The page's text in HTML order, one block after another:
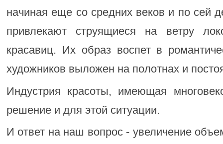
начиная еще со средних веков и по сей
привлекают струящиеся на ветру
красавиц. Их образ воспет в
художников выложен на полотнах и
Индустрия красоты, имеющая
решение и для этой ситуации.
И ответ на наш вопрос - увеличение